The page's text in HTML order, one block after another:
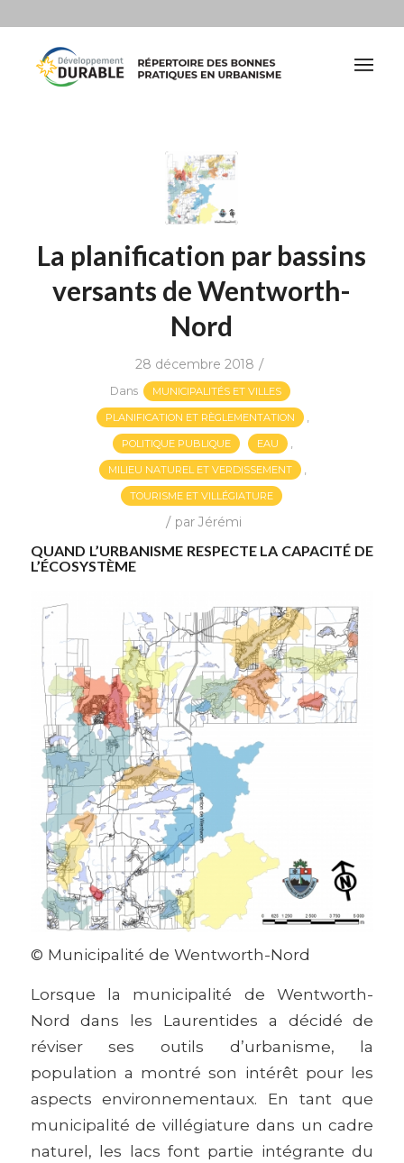
La planification par bassins
versants de Wentworth-
Nord
28 décembre 2018 /
Dans MUNICIPALITÉS ET VILLES
PLANIFICATION ET RÈGLEMENTATION ,
POLITIQUE PUBLIQUE EAU ,
MILIEU NATUREL ET VERDISSEMENT ,
TOURISME ET VILLÉGIATURE
/ parJérémi
QUAND L’URBANISME RESPECTE LA CAPACITÉ DE
L’ÉCOSYSTÈME
© Municipalité de Wentworth-Nord
Lorsque la municipalité de Wentworth-
Nord dans les Laurentides a décidé de
réviser ses outils d’urbanisme, la
population a montré son intérêt pour les
aspects environnementaux. En tant que
municipalité de villégiature dans un cadre
naturel, les lacs font partie intégrante du